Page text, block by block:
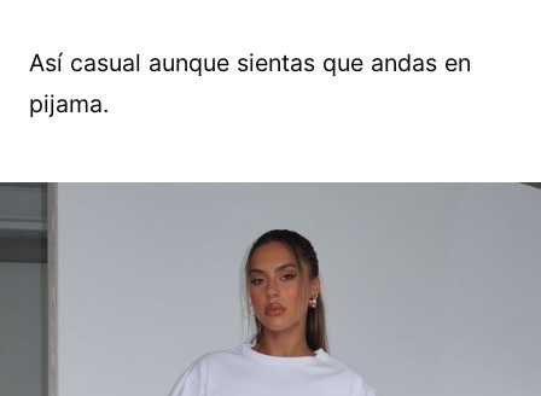
Así casual aunque sientas que andas en
pijama.